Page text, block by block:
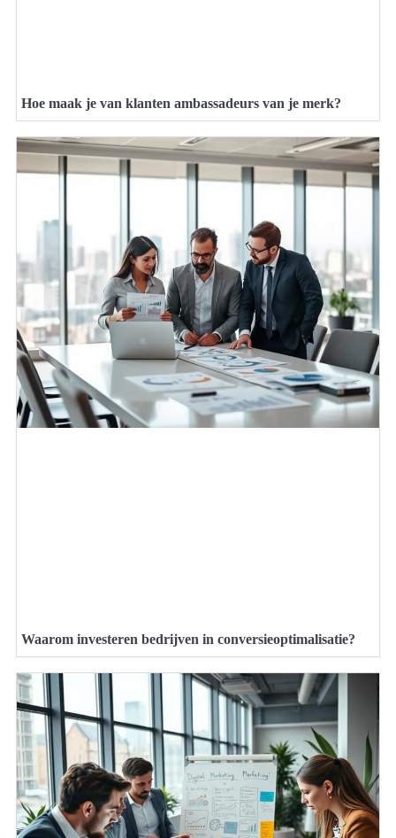
Hoe maak je van klanten ambassadeurs van je merk?
Waarom investeren bedrijven in conversieoptimalisatie?